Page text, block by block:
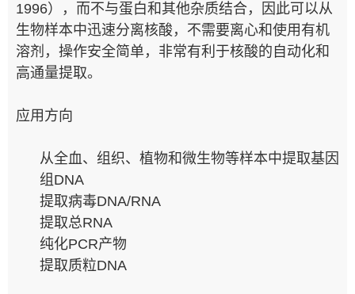
1996），而不与蛋白和其他杂质结合，因此可以从
生物样本中迅速分离核酸，不需要离心和使用有机
溶剂，操作安全简单，非常有利于核酸的自动化和
高通量提取。
应用方向
从全血、组织、植物和微生物等样本中提取基因
组DNA
提取病毒DNA/RNA
提取总RNA
纯化PCR产物
提取质粒DNA